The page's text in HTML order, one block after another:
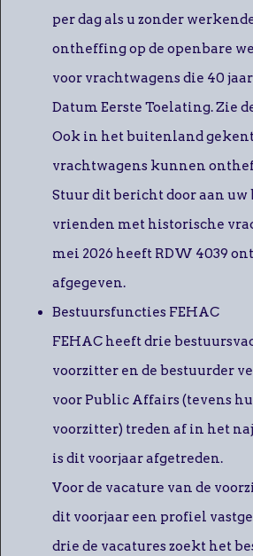
per dag als u zonder
ontheffing op de openbare
voor vrachtwagens die 40
Datum Eerste Toelating. Zie
Ook in het buitenland
vrachtwagens kunnen
Stuur dit bericht door aan
vrienden met historische
mei 2026 heeft RDW 4039
afgegeven.
Bestuursfuncties FEHAC
FEHAC heeft drie
voorzitter en de bestuurder
voor Public Affairs (tevens
voorzitter) treden af in het
is dit voorjaar afgetreden.
Voor de vacature van de
dit voorjaar een profiel
drie de vacatures zoekt het